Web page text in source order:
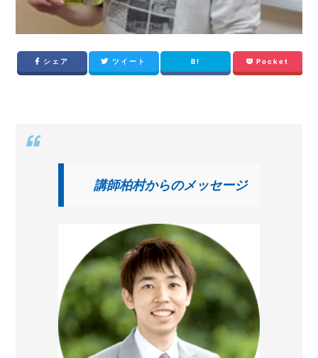
シェア ツイート B! Pocket
講師柏村からのメッセージ